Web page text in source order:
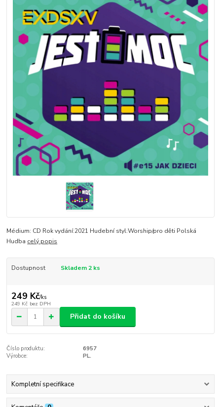
Médium: CD Rok vydání:2021 Hudební styl:Worship/pro děti Polská
Hudba celý popis
Dostupnost Skladem 2 ks
249 Kč/ks
249 Kč bez DPH
Přidat do košíku
Číslo produktu:
6957
Výrobce:
PL.
Kompletní specifikace